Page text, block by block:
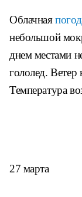
Облачная
небольшой
днем местами
гололед.
Температура
27 марта